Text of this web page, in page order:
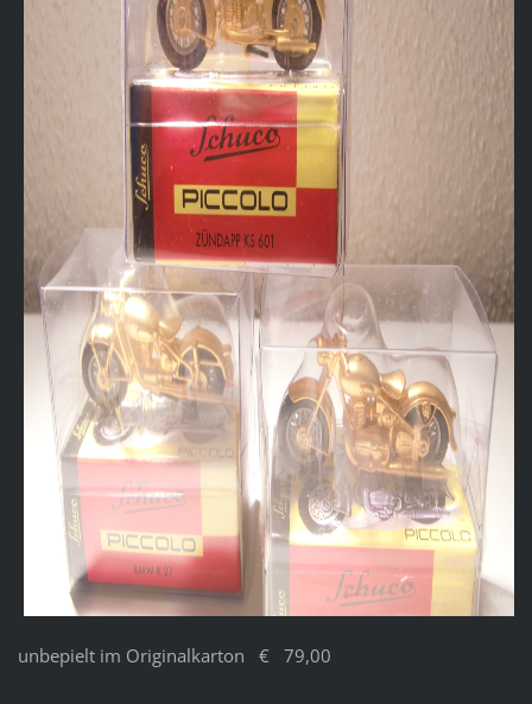
unbepielt im Originalkarton € 79,00